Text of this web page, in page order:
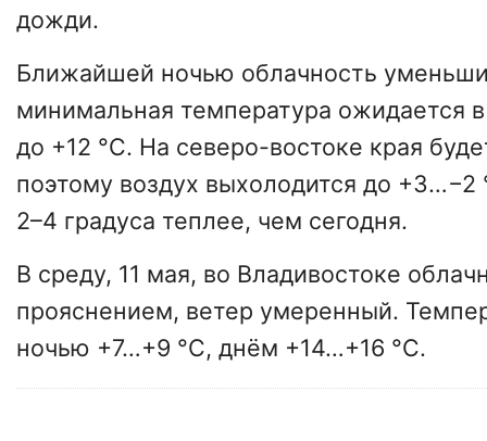
дожди.
Ближайшей ночью облачность
минимальная температура ожидается
до +12 °С. На северо-востоке края
поэтому воздух выхолодится до
2–4 градуса теплее, чем сегодня.
В среду, 11 мая, во Владивостоке
прояснением, ветер умеренный.
ночью +7…+9 °С, днём +14…+16 °С.